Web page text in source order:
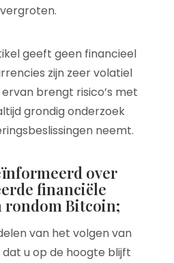
geeft geen financieel
zijn zeer volatiel
brengt risico’s met
grondig onderzoek
neemt.
over
financiële
Bitcoin;
van het volgen van
dat u op de hoogte blijft